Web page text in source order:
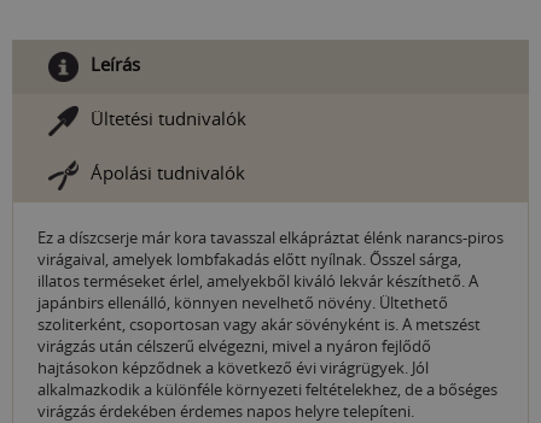
Leírás
Ültetési tudnivalók
Ápolási tudnivalók
Ez a díszcserje már kora tavasszal elkápráztat élénk narancs-piros
virágaival, amelyek lombfakadás előtt nyílnak. Ősszel sárga,
illatos terméseket érlel, amelyekből kiváló lekvár készíthető. A
japánbirs ellenálló, könnyen nevelhető növény. Ültethető
szoliterként, csoportosan vagy akár sövényként is. A metszést
virágzás után célszerű elvégezni, mivel a nyáron fejlődő
hajtásokon képződnek a következő évi virágrügyek. Jól
alkalmazkodik a különféle környezeti feltételekhez, de a bőséges
virágzás érdekében érdemes napos helyre telepíteni.